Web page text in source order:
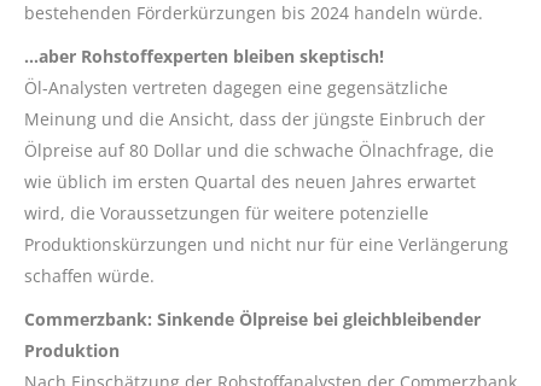
bestehenden Förderkürzungen bis 2024 handeln würde.
…aber Rohstoffexperten bleiben skeptisch!
Öl-Analysten vertreten dagegen eine gegensätzliche
Meinung und die Ansicht, dass der jüngste Einbruch der
Ölpreise auf 80 Dollar und die schwache Ölnachfrage, die
wie üblich im ersten Quartal des neuen Jahres erwartet
wird, die Voraussetzungen für weitere potenzielle
Produktionskürzungen und nicht nur für eine Verlängerung
schaffen würde.
Commerzbank: Sinkende Ölpreise bei gleichbleibender
Produktion